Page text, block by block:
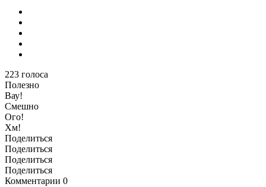
223 голоса
Полезно
Вау!
Смешно
Ого!
Хм!
Поделиться
Поделиться
Поделиться
Поделиться
Комментарии 0